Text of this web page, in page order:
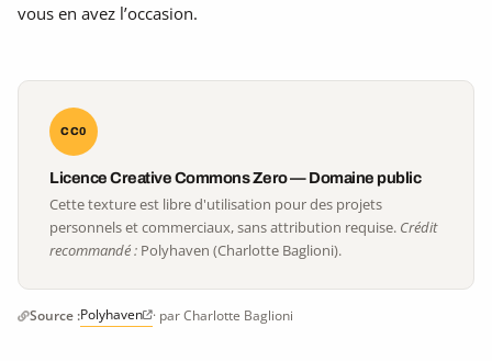
vous en avez l’occasion.
CC0
Licence Creative Commons Zero — Domaine public
Cette texture est libre d'utilisation pour des projets
personnels et commerciaux, sans attribution requise. Crédit
recommandé : Polyhaven (Charlotte Baglioni).
Source :Polyhaven · par Charlotte Baglioni